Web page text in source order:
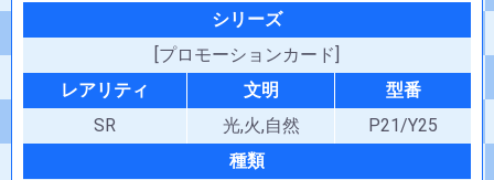
シリーズ
[プロモーションカード]
レアリティ
文明
型番
SR
光,火,自然
P21/Y25
種類